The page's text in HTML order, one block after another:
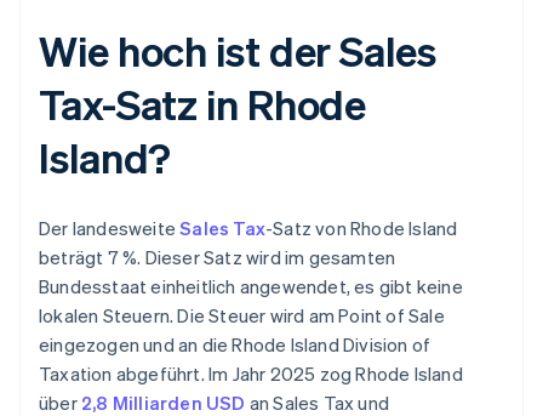
Wie hoch ist der Sales
Tax-Satz in Rhode
Island?
Der landesweiteSales Tax-Satz von Rhode Island
beträgt 7 %. Dieser Satz wird im gesamten
Bundesstaat einheitlich angewendet, es gibt keine
lokalen Steuern. Die Steuer wird am Point of Sale
eingezogen und an die Rhode Island Division of
Taxation abgeführt. Im Jahr 2025 zog Rhode Island
über 2,8 Milliarden USD an Sales Tax und